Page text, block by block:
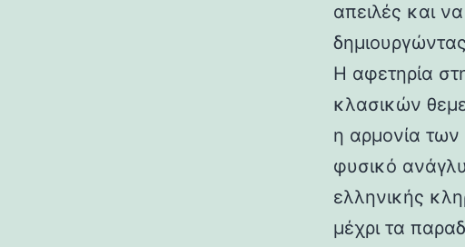
απειλές και
Η αφετηρία
κλασικών
η αρμονία
φυσικό
ελληνικής
μέχρι τα